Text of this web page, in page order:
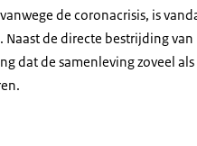
de coronacrisis, is
Naast de directe bestrijding
dat de samenleving zoveel